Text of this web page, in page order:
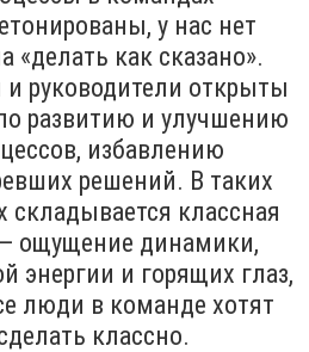
у нас нет
«делать как сказано».
руководители открыты
развитию и улучшению
избавлению
решений. В таких
складывается классная
ощущение динамики,
энергии и горящих глаз,
люди в команде хотят
классно.